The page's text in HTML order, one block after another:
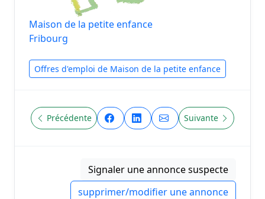
Maison de la petite enfance
Fribourg
Offres d'emploi de Maison de la petite enfance
Précédente Suivante
Signaler une annonce suspecte
supprimer/modifier une annonce